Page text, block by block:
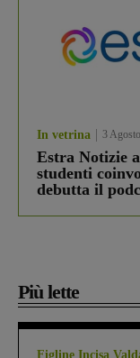
In vetrina 3
Estra Notizie
studenti
debutta il
Più lette
Figline Incisa